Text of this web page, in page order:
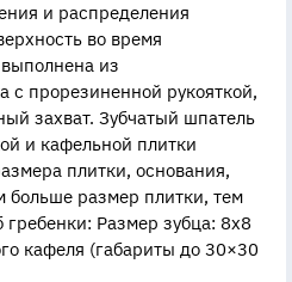
и распределения
во время
из
с прорезиненной рукояткой,
захват. Зубчатый шпатель
и кафельной плитки
плитки, основания,
больше размер плитки, тем
Размер зубца: 8х8
кафеля (габариты до 30×30